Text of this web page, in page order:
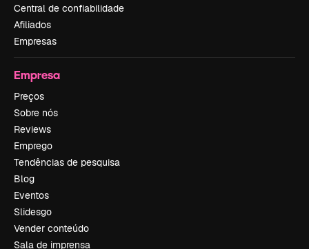
Central de confiabilidade
Afiliados
Empresas
Empresa
Preços
Sobre nós
Reviews
Emprego
Tendências de pesquisa
Blog
Eventos
Slidesgo
Vender conteúdo
Sala de imprensa